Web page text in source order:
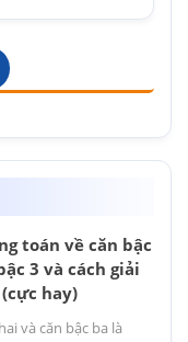
toán về căn bậc
3 và cách giải
hay)
và căn bậc ba là